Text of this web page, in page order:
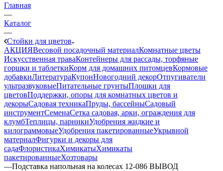
Главная
—
Каталог
—
Стойки для цветов
АКЦИЯВесовой посадочный материалКомнатные цветы
Искусственная траваКонтейнеры для рассады, торфяные
горшки и таблеткиКорм для домашних питомцевКормовые
добавкиЛитератураКупонНовогодний декорОтпугиватели
ультразвуковыеПитательные грунтыПлошки для
цветовПоддержки, опоры для комнатных цветов и
декорыСадовая техникаПруды, бассейныСадовый
инструментСеменаСетка садовая, арки, ограждения для
клумбТеплицы, парникиУдобрения жидкие и
килограммовыеУдобрения пакетированныеУкрывной
материалФигурки и декоры для
садаФлористикаХимикатыХимикаты
пакетированныеХозтовары
—Подставка напольная на колесах 12-086 ВЫВОД